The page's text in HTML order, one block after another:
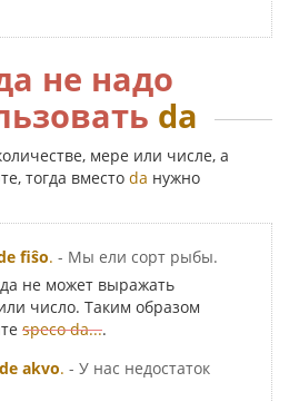
не надо
da
мере или числе, а
тогда вместо da нужно
fiŝo. - Мы ели сорт рыбы.
не может выражать
число. Таким образом
speco da....
de akvo. - У нас недостаток